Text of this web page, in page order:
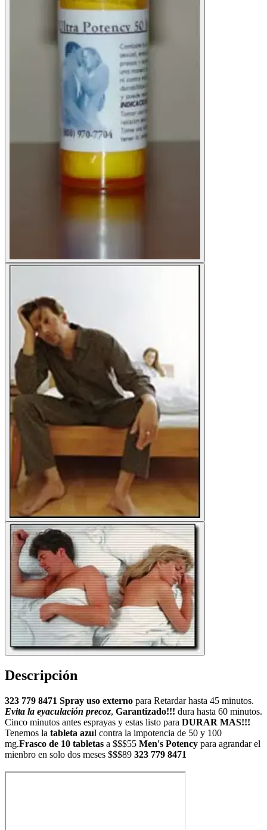
Descripción
323 779 8471 Spray uso externo para Retardar hasta 45 minutos.
Evita la eyaculación precoz, Garantizado!!! dura hasta 60 minutos.
Cinco minutos antes esprayas y estas listo para DURAR MAS!!!
Tenemos la tableta azul contra la impotencia de 50 y 100
mg.Frasco de 10 tabletas a $$$55 Men's Potency para agrandar el
mienbro en solo dos meses $$$89 323 779 8471